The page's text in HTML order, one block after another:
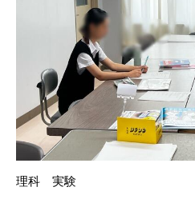
理科 実験